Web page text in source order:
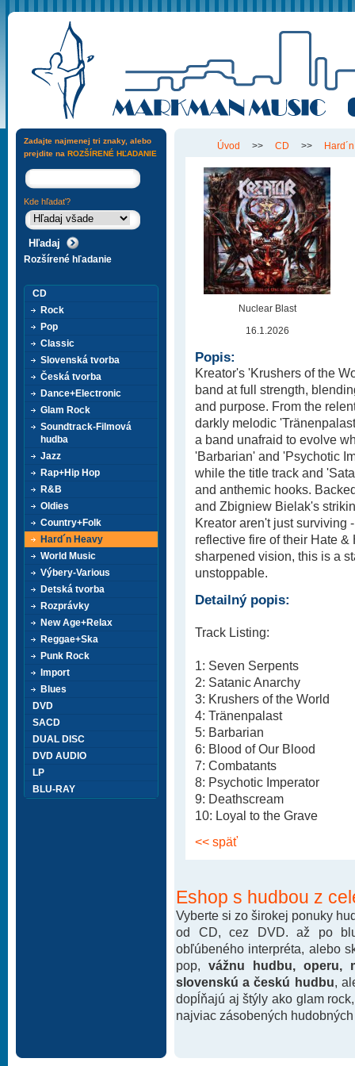
Úvod >> CD >>
Nuclear Blast
16.1.2026
Popis:
Kreator's 'Krushers of the
band at full strength,
and purpose. From the
darkly melodic
a band unafraid to evolve
'Barbarian' and 'Psychotic
while the title track and
and anthemic hooks.
and Zbigniew Bielak's
Kreator aren't just surviving
reflective fire of their Hate
sharpened vision, this is a
unstoppable.
Detailný popis:
Track Listing:
1: Seven Serpents
2: Satanic Anarchy
3: Krushers of the World
4: Tränenpalast
5: Barbarian
6: Blood of Our Blood
7: Combatants
8: Psychotic Imperator
9: Deathscream
10: Loyal to the Grave
<< späť
Eshop s hudbou z
Vyberte si zo širokej ponuky
od CD, cez DVD. až po
obľúbeného interpréta, alebo
pop, vážnu hudbu, operu,
slovenskú a českú hudbu ,
dopĺňajú aj štýly ako glam
najviac zásobených
Zadajte najmenej tri znaky, alebo
prejdite na ROZŠÍRENÉ HĽADANIE
Kde hľadať?
Rozšírené hľadanie
CD
Rock
Pop
Classic
Slovenská tvorba
Česká tvorba
Dance+Electronic
Glam Rock
Soundtrack-Filmová
hudba
Jazz
Rap+Hip Hop
R&B
Oldies
Country+Folk
Hard´n Heavy
World Music
Výbery-Various
Detská tvorba
Rozprávky
New Age+Relax
Reggae+Ska
Punk Rock
Import
Blues
DVD
SACD
DUAL DISC
DVD AUDIO
LP
BLU-RAY